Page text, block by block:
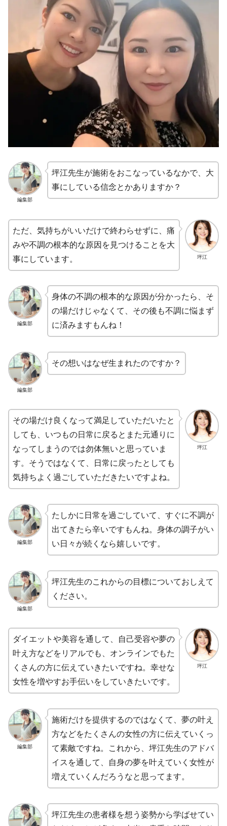
編集部
坪江先生が施術をおこなっているなかで、大
事にしている信念とかありますか？
坪江
ただ、気持ちがいいだけで終わらせずに、痛
みや不調の根本的な原因を見つけることを大
事にしています。
編集部
身体の不調の根本的な原因が分かったら、そ
の場だけじゃなくて、その後も不調に悩まず
に済みますもんね！
編集部
その想いはなぜ生まれたのですか？
坪江
その場だけ良くなって満足していただいたと
しても、いつもの日常に戻るとまた元通りに
なってしまうのでは勿体無いと思っていま
す。そうではなくて、日常に戻ったとしても
気持ちよく過ごしていただきたいですよね。
編集部
たしかに日常を過ごしていて、すぐに不調が
出てきたら辛いですもんね。身体の調子がい
い日々が続くなら嬉しいです。
編集部
坪江先生のこれからの目標についておしえて
ください。
坪江
ダイエットや美容を通して、自己受容や夢の
叶え方などをリアルでも、オンラインでもた
くさんの方に伝えていきたいですね。幸せな
女性を増やすお手伝いをしていきたいです。
編集部
施術だけを提供するのではなくて、夢の叶え
方などをたくさんの女性の方に伝えていくっ
て素敵ですね。これから、坪江先生のアドバ
イスを通して、自身の夢を叶えていく女性が
増えていくんだろうなと思ってます。
坪江先生の患者様を想う姿勢から学ばせてい